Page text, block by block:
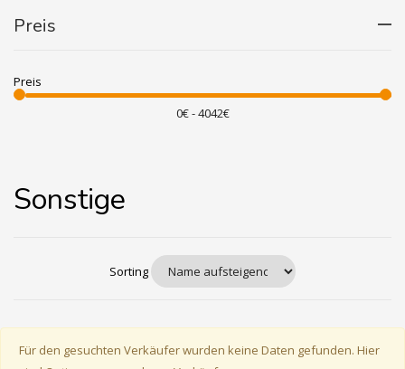
Preis
Preis
Sonstige
Sorting
Für den gesuchten Verkäufer wurden keine Daten gefunden. Hier